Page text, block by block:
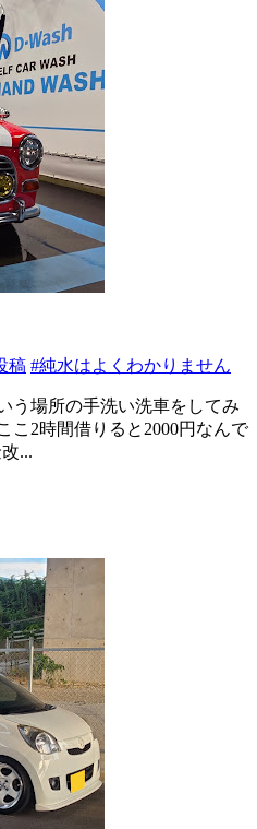
稿 #純水はよくわかりません
う場所の手洗い洗車をしてみ
こ2時間借りると2000円なんで
...